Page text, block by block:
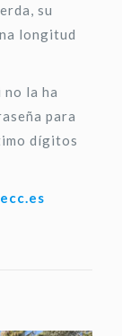
su
longitud
la ha
para
dígitos